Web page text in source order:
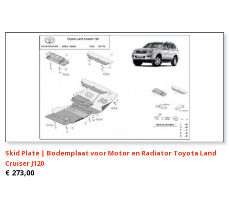
Skid Plate | Bodemplaat voor Motor en Radiator Toyota Land
Cruiser J120
€ 273,00